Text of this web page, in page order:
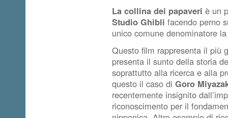
La collina dei papaveri è un
Studio Ghibli facendo perno
unico comune denominatore
Questo film rappresenta il più
presenta il sunto della storia
soprattutto alla ricerca e alla
questo il caso di Goro
recentemente insignito
riconoscimento per il